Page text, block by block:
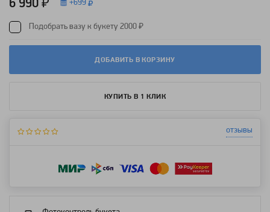
6 990 ₽ +699
Подобрать вазу к букету 2000 ₽
ДОБАВИТЬ В КОРЗИНУ
КУПИТЬ В 1 КЛИК
отзывы